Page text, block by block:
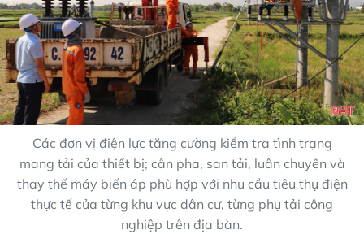
Các đơn vị điện lực tăng cường kiểm tra tình trạng
mang tải của thiết bị; cân pha, san tải, luân chuyển và
thay thế máy biến áp phù hợp với nhu cầu tiêu thụ điện
thực tế của từng khu vực dân cư, từng phụ tải công
nghiệp trên địa bàn.